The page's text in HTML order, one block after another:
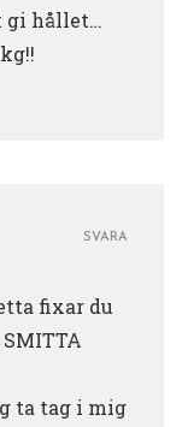
gi hållet…
fixar du
ta tag i mig
SVARA